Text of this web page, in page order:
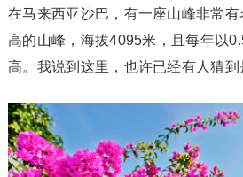
在马来西亚沙巴，有一座山峰非常
高的山峰，海拔4095米，且每年以
高。我说到这里，也许已经有人猜到